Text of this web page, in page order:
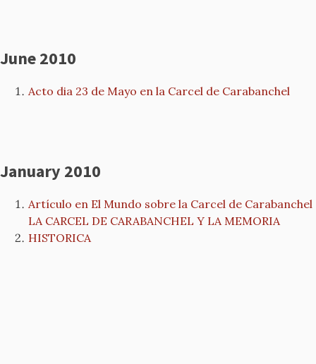
June 2010
Acto dia 23 de Mayo en la Carcel de Carabanchel
January 2010
Artículo en El Mundo sobre la Carcel de Carabanchel
LA CARCEL DE CARABANCHEL Y LA MEMORIA
HISTORICA